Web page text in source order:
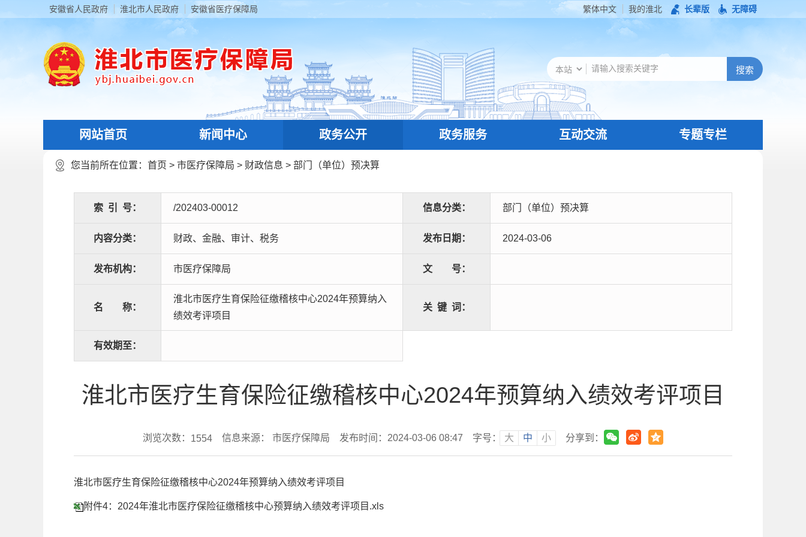
安徽省人民政府 淮北市人民政府 安徽省医疗保障局 繁体中文 我的淮北 长辈版 无障碍
网站首页 新闻中心 政务公开 政务服务 互动交流 专题专栏
您当前所在位置： 首页 > 市医疗保障局 > 财政信息 > 部门（单位）预决算
索 引 号： /202403-00012 信息分类： 部门（单位）预决算
内容分类： 财政、金融、审计、税务 发布日期： 2024-03-06
发布机构： 市医疗保障局 文 号：
名 称：
淮北市医疗生育保险征缴稽核中心2024年预算纳入
绩效考评项目
关 键 词：
有效期至：
淮北市医疗生育保险征缴稽核中心2024年预算纳入绩效考评项目
浏览次数： 1554 信息来源： 市医疗保障局 发布时间：2024-03-06 08:47 字号： 大 中 小 分享到：
淮北市医疗生育保险征缴稽核中心2024年预算纳入绩效考评项目
附件4：2024年淮北市医疗保险征缴稽核中心预算纳入绩效考评项目.xls